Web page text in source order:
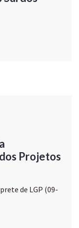
Projetos
de LGP (09-